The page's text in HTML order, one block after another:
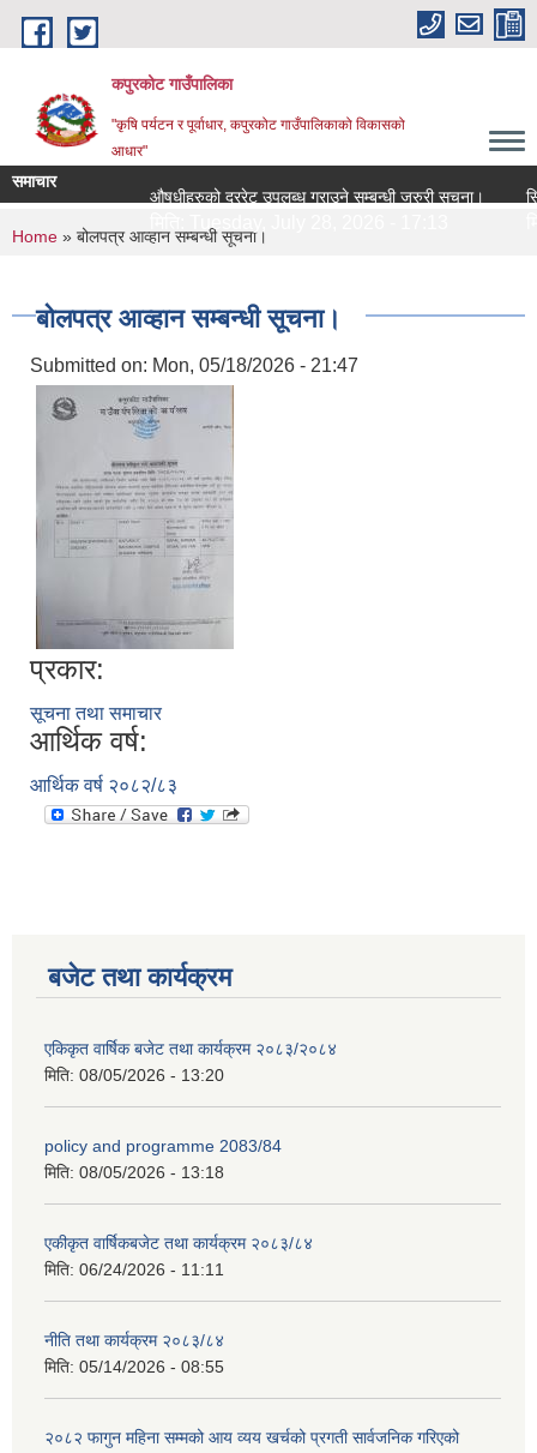
Skip to main content
कपुरकोट गाउँपालिका
"कृषि पर्यटन र पूर्वाधार, कपुरकोट गाउँपालिकाको विकासको
आधार"
समाचार
औषधीहरुको दररेट उपलब्ध गराउने सम्बन्धी जरुरी सूचना।
You are here
Home » बोलपत्र आव्हान सम्बन्धी सूचना।
बोलपत्र आव्हान सम्बन्धी सूचना।
Submitted on: Mon, 05/18/2026 - 21:47
प्रकार:
सूचना तथा समाचार
आर्थिक वर्ष:
आर्थिक वर्ष २०८२/८३
बजेट तथा कार्यक्रम
एकिकृत वार्षिक बजेट तथा कार्यक्रम २०८३/२०८४
मिति: 08/05/2026 - 13:20
policy and programme 2083/84
मिति: 08/05/2026 - 13:18
एकीकृत वार्षिकबजेट तथा कार्यक्रम २०८३/८४
मिति: 06/24/2026 - 11:11
नीति तथा कार्यक्रम २०८३/८४
मिति: 05/14/2026 - 08:55
२०८२ फागुन महिना सम्मको आय व्यय खर्चको प्रगती सार्वजनिक गरिएको